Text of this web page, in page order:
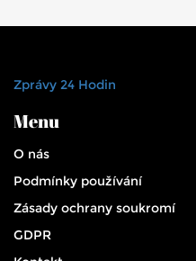
Zprávy 24 Hodin
Menu
O nás
Podmínky používání
Zásady ochrany soukromí
GDPR